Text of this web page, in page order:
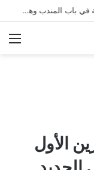
مقتل شخصين وإصابة 5 في إطلاق نار بمهرجان بمدينة سياتل الأميركية
“12” تشرين الأول